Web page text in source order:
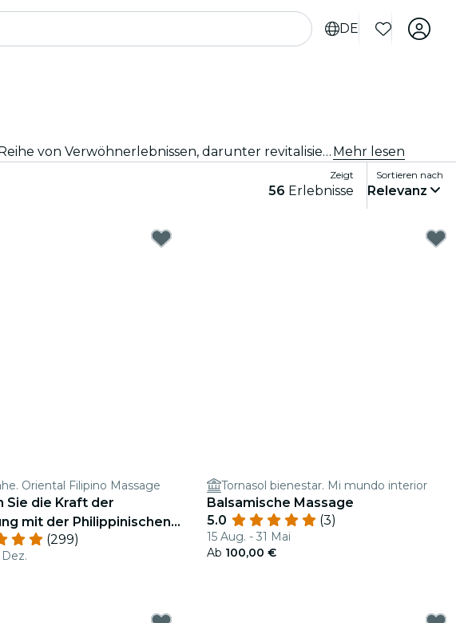
DE
Entdecke die besten Beauty- und Wellness-Erlebnisse, die Madrid zu bieten hat! Gönne dir eine Reihe von Verwöhnerlebnissen, darunter revitalisierende Spas, ganzheitliche Rückzugsorte und erstklassige Salons. Bist du bereit für ein Entspannung und das Gefühl, neugeboren zu sein? Lass es dir gut gehen... Du hast es dir verdient! Mehr lesen
Zeigt
56 Erlebnisse
Sortieren nach
Relevanz
Oriental Filipino Massage
Sie die Kraft der
mit der Philippinischen
der Gran Vía Madrid
(299)
Tornasol bienestar. Mi mundo interior
Balsamische Massage
5.0
(3)
15 Aug. - 31 Mai
Ab 100,00 €